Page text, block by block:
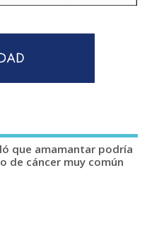
que amamantar podría
de cáncer muy común